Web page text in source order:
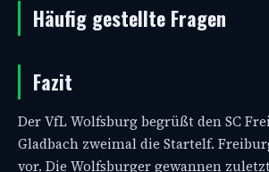
Häufig gestellte Fragen
Fazit
Der VfL Wolfsburg begrüßt den SC
Gladbach zweimal die Startelf.
vor. Die Wolfsburger gewannen